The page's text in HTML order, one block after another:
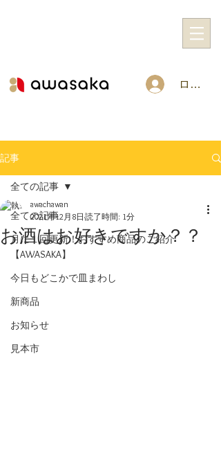
ログイン
記事
全ての記事
月に１回更新！おすすめ商品のご紹介
【AWASAKA】
今日もどこかで皿まわし
新商品
お知らせ
見本市
全ての記事
お酒はお好きですか？？
awachawan
2021年12月8日 読了時間: 1分